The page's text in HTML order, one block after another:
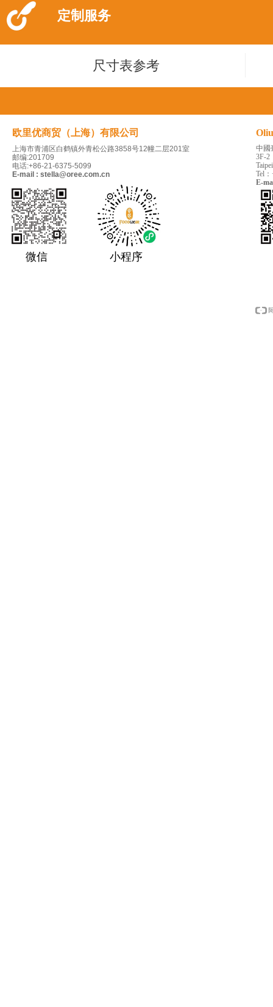
欧里优商贸（上海）有限公司
上海市青浦区白鹤镇外青松公路3858号12幢二层201室
邮编:201709
电话:+86-21-6375-5099
E-mail : stella@oree.com.cn
中國
3F-2
Tel
E-
微信 小程序
尺寸表参考
定制服务